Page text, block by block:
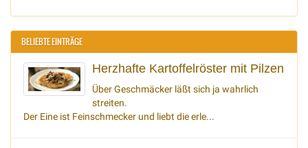
BELIEBTE EINTRÄGE
Herzhafte Kartoffelröster mit Pilzen
Über Geschmäcker läßt sich ja wahrlich
streiten.
Der Eine ist Feinschmecker und liebt die erle...